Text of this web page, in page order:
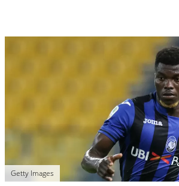
Getty Images